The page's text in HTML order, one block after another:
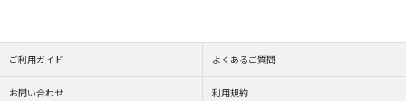
ご利用ガイド よくあるご質問
お問い合わせ 利用規約